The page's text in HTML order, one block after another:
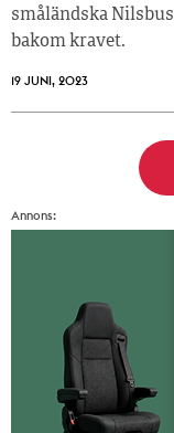
småländska
bakom kravet.
19 JUNI, 2023
Annons: